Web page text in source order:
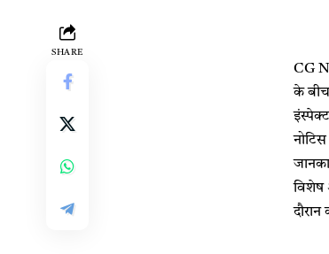
SHARE
CG
के बीच
विशेष